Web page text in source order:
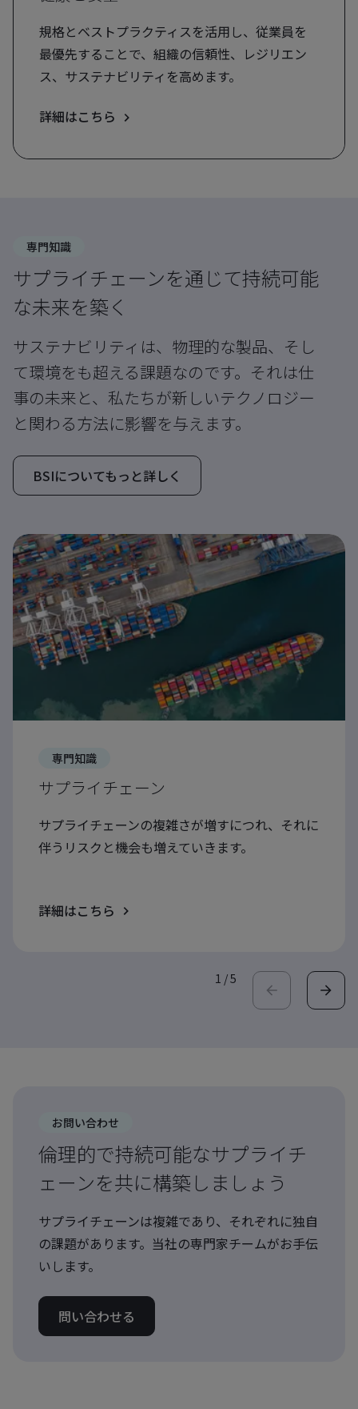
規格とベストプラクティスを活用し、従業員を
最優先することで、組織の信頼性、レジリエン
ス、サステナビリティを高めます。
詳細はこちら
専門知識
サプライチェーンを通じて持続可能
な未来を築く
サステナビリティは、物理的な製品、そし
て環境をも超える課題なのです。それは仕
事の未来と、私たちが新しいテクノロジー
と関わる方法に影響を与えます。
BSIについてもっと詳しく
専門知識
サプライチェーン
サプライチェーンの複雑さが増すにつれ、それに
伴うリスクと機会も増えていきます。
詳細はこちら
1 /5
お問い合わせ
倫理的で持続可能なサプライチ
ェーンを共に構築しましょう
サプライチェーンは複雑であり、それぞれに独自
の課題があります。当社の専門家チームがお手伝
いします。
問い合わせる